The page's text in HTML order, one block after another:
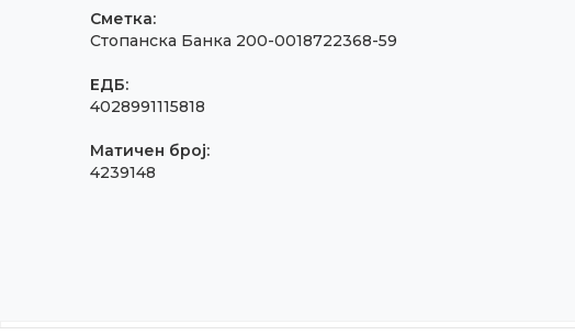
Сметка:
Стопанска Банка 200-0018722368-59
ЕДБ:
4028991115818
Матичен број:
4239148